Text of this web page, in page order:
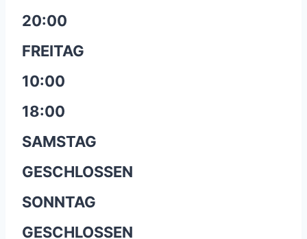
20:00
FREITAG
10:00
18:00
SAMSTAG
GESCHLOSSEN
SONNTAG
GESCHLOSSEN